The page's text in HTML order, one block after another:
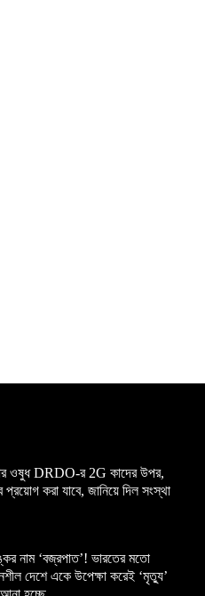
ওষুধ DRDO-র 2G কাদের উপর,
প্রয়োগ করা যাবে, জানিয়ে দিল সংস্থা
নাম ‘বজ্রপাত’! ভারতের মতো
দেশে একে উপেক্ষা করেই ‘মৃত্যু’